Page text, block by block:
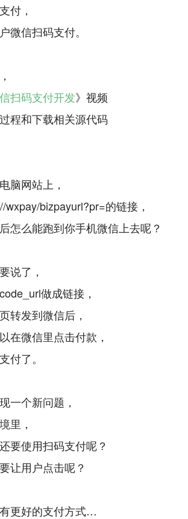
付，
微信扫码支付。
扫码支付开发》视频
程和下载相关源代码
脑网站上，
wxpay/bizpayurl?pr=的链接，
怎么能跑到你手机微信上去呢？
说了，
做成链接，
转发到微信后，
在微信里点击付款，
付了。
一个新问题，
里，
要使用扫码支付呢？
让用户点击呢？
更好的支付方式…